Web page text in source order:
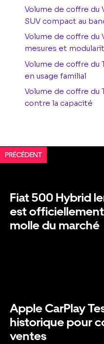
Volume de coffre du
SUV compact au
Volume de coffre du
mesures et
Volume de coffre du
en usage familial
Volume de coffre du
contre la capacité
PRÉCÉDENT
Fiat 500 Hybrid
est
molle du marché
Apple CarPlay
historique pour
ventes